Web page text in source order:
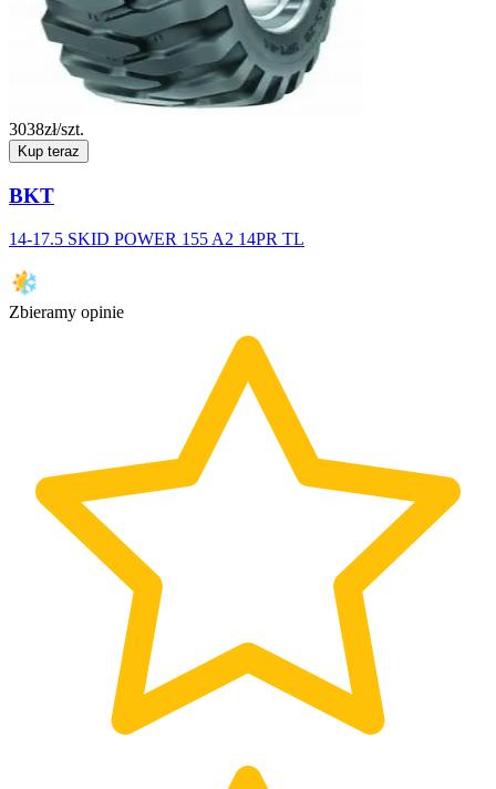
3038zł/szt.
Kup teraz
BKT
14-17.5 SKID POWER 155 A2 14PR TL
Zbieramy opinie